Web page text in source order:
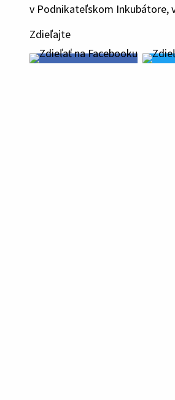
v Podnikateľskom Inkubátore,
Zdieľajte